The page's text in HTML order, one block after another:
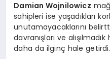
Damian Wojnilowicz
sahipleri ise yaşadıkları
unutamayacaklarını
davranışları ve
daha da ilginç hale getirdi.